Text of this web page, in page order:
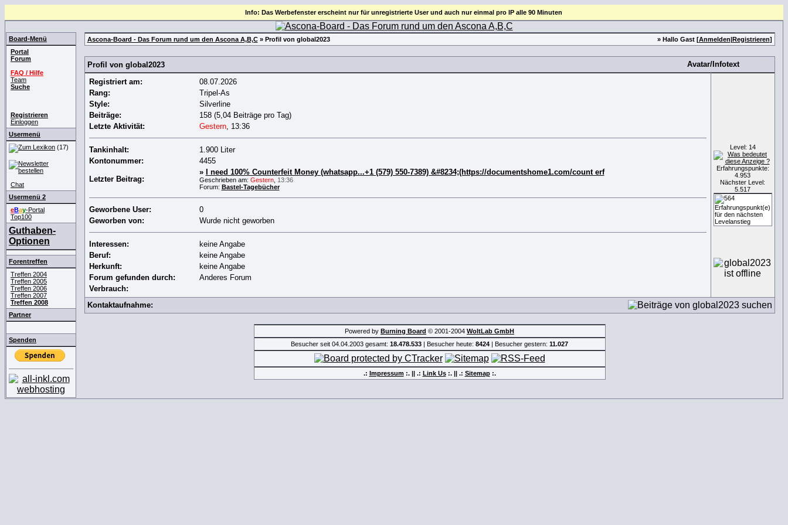
Info: Das Werbefenster erscheint nur für unregistrierte User und auch nur einmal pro IP alle 90 Minuten
Board-Menü
Portal
Forum
FAQ / Hilfe
Team
Suche
Registrieren
Einloggen
Usermenü
(17)
Chat
Usermenü 2
eBay-Portal
Top100
Guthaben-
Optionen
Forentreffen
Treffen 2004
Treffen 2005
Treffen 2006
Treffen 2007
Treffen 2008
Partner
Spenden
Ascona-Board - Das Forum rund um den Ascona A,B,C» Profil von global2023 » Hallo Gast [Anmelden Registrieren]
Profil von global2023
Avatar/Infotext
Registriert am:
08.07.2026
Rang:
Tripel-As
Style:
Silverline
Beiträge:
158 (5,04 Beiträge pro Tag)
Letzte Aktivität:
Gestern, 13:36
Tankinhalt:
1.900 Liter
Kontonummer:
4455
Letzter Beitrag:
» I need 100% Counterfeit Money (whatsapp...+1 (579) 550-7389) &#8234;(https://documentshome1.com/count erf
Geschrieben am: Gestern, 13:36
Forum: Bastel-Tagebücher
Geworbene User:
0
Geworben von:
Wurde nicht geworben
Interessen:
keine Angabe
Beruf:
keine Angabe
Herkunft:
keine Angabe
Forum gefunden durch:
Anderes Forum
Verbrauch:
Level: 14
Erfahrungspunkte:
4.953
Nächster Level:
5.517
Kontaktaufnahme:
Powered by Burning Board © 2001-2004 WoltLab GmbH
Besucher seit 04.04.2003 gesamt: 18.478.533 | Besucher heute: 8424 | Besucher gestern: 11.027
.: Impressum:. || .: Link Us:. || .: Sitemap:.